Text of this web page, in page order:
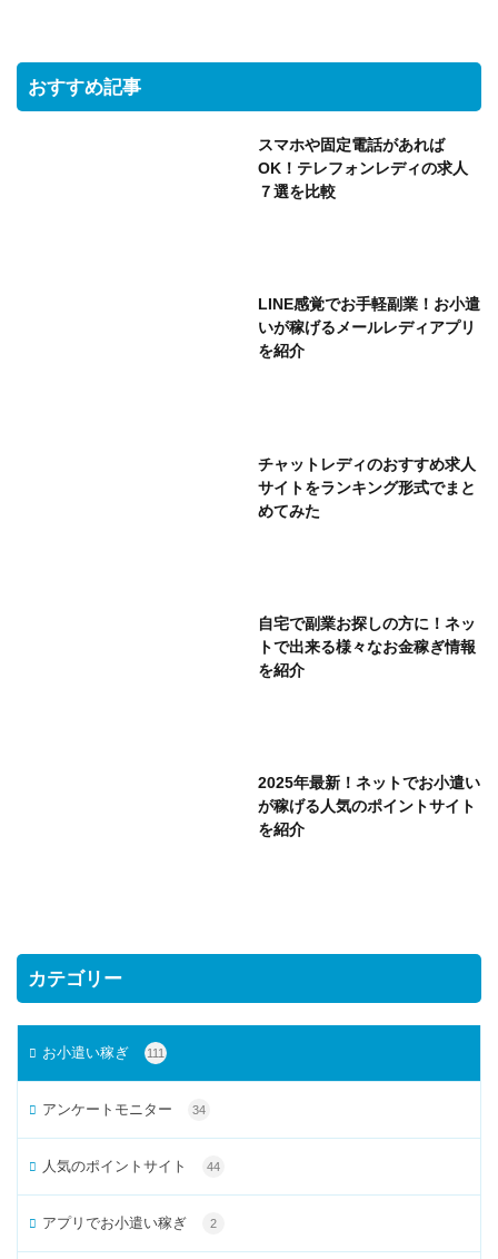
おすすめ記事
スマホや固定電話があれば
OK！テレフォンレディの求人
７選を比較
LINE感覚でお手軽副業！お小遣
いが稼げるメールレディアプリ
を紹介
チャットレディのおすすめ求人
サイトをランキング形式でまと
めてみた
自宅で副業お探しの方に！ネッ
トで出来る様々なお金稼ぎ情報
を紹介
2025年最新！ネットでお小遣い
が稼げる人気のポイントサイト
を紹介
カテゴリー
お小遣い稼ぎ 111
アンケートモニター 34
人気のポイントサイト 44
アプリでお小遣い稼ぎ 2